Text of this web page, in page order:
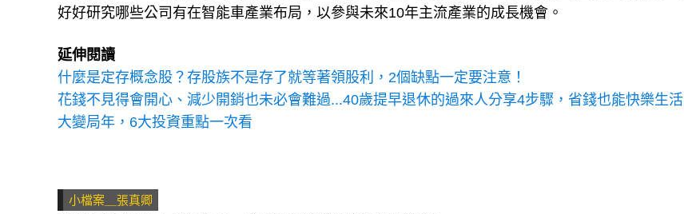
好好研究哪些公司有在智能車產業布局，以參與未來10年主流產業的成長機會。
延伸閱讀
什麼是定存概念股？存股族不是存了就等著領股利，2個缺點一定要注意！
花錢不見得會開心、減少開銷也未必會難過...40歲提早退休的過來人分享4步驟，省錢也能快樂生活
大變局年，6大投資重點一次看
小檔案＿張真卿